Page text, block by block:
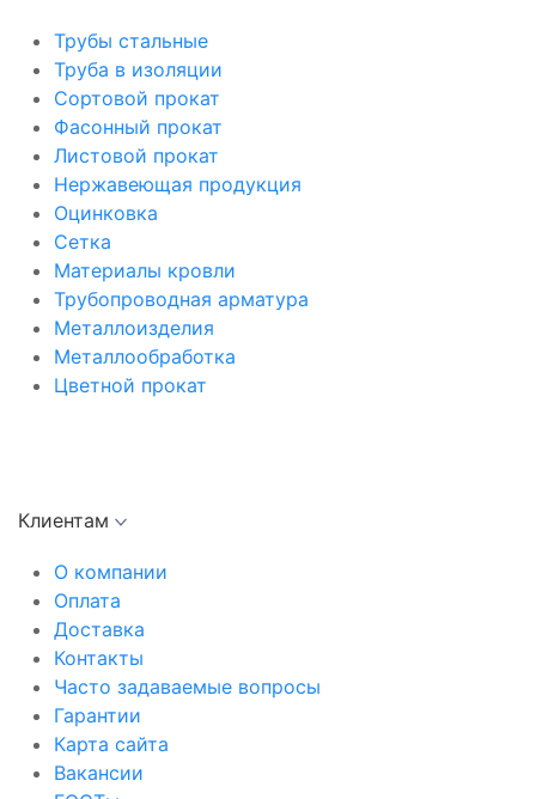
Трубы стальные
Труба в изоляции
Сортовой прокат
Фасонный прокат
Листовой прокат
Нержавеющая продукция
Оцинковка
Сетка
Материалы кровли
Трубопроводная арматура
Металлоизделия
Металлообработка
Цветной прокат
Клиентам
О компании
Оплата
Доставка
Контакты
Часто задаваемые вопросы
Гарантии
Карта сайта
Вакансии